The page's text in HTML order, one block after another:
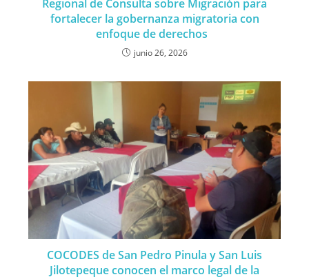
Regional de Consulta sobre Migración para
fortalecer la gobernanza migratoria con
enfoque de derechos
junio 26, 2026
COCODES de San Pedro Pinula y San Luis
Jilotepeque conocen el marco legal de la